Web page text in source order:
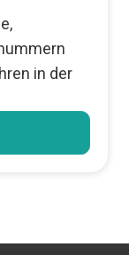
in der